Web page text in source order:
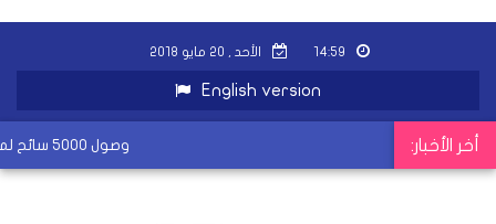
١٤:٥٩ الأحد , ٢٠ مايو ٢٠١٨
English version
أخر الأخبار: وصول 5000 سائح لمطار القاهرة